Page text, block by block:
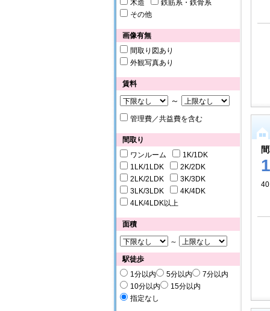
木造
鉄筋系・鉄骨系
その他
画像有無
間取り図あり
外観写真あり
賃料
～
管理費／共益費を含む
間取り
ワンルーム
1K/1DK
1LK/1LDK
2K/2DK
2LK/2LDK
3K/3DK
3LK/3LDK
4K/4DK
4LK/4LDK以上
面積
～
駅徒歩
1分以内
5分以内
7分以内
10分以内
15分以内
指定なし